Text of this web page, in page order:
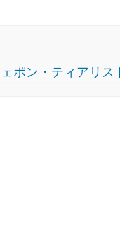
ポン・ティアリス